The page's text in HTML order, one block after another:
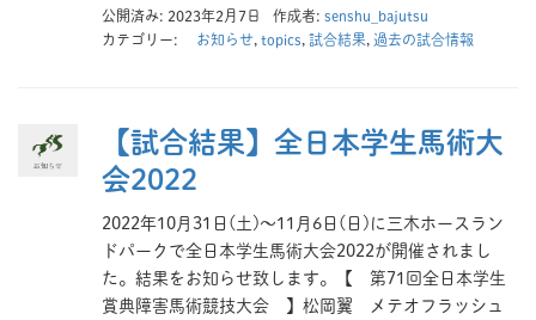
公開済み: 2023年2月7日 作成者: senshu_bajutsu
カテゴリー:
お知らせ topics 試合結果 過去の試合情報
【試合結果】全日本学生馬術大
会2022
2022年10月31日(土)～11月6日(日)に三木ホースラン
ドパークで全日本学生馬術大会2022が開催されまし
た。結果をお知らせ致します。【 第71回全日本学生
賞典障害馬術競技大会 】松岡翼 メテオフラッシュ